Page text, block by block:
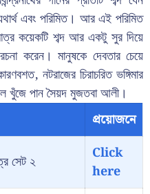
এবং পরিমিত। আর এই পরিমিত
কয়েকটি শব্দ আর একটু সুর দিয়ে
করেন। মানুষকে দেবতার চেয়ে
নটরাজের চিরাচরিত ভঙ্গিমার
খুঁজে পান সৈয়দ মুজতবা আলী।
প্রয়োজনে
সেট ২
Click
here